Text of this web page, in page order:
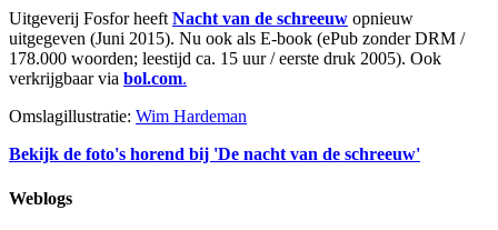
Uitgeverij Fosfor heeft Nacht van de schreeuw opnieuw
uitgegeven (Juni 2015). Nu ook als E-book (ePub zonder DRM /
178.000 woorden; leestijd ca. 15 uur / eerste druk 2005). Ook
verkrijgbaar via bol.com.
Omslagillustratie: Wim Hardeman
Bekijk de foto's horend bij 'De nacht van de schreeuw'
Weblogs